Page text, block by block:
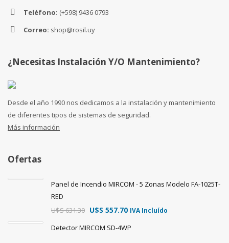
Teléfono: (+598) 9436 0793
Correo: shop@rosil.uy
¿Necesitas Instalación Y/o Mantenimiento?
Desde el año 1990 nos dedicamos a la instalación y mantenimiento
de diferentes tipos de sistemas de seguridad.
Más información
Ofertas
Panel de Incendio MIRCOM - 5 Zonas Modelo FA-1025T-
RED
U$S631.30 U$S 557.70 IVA Incluído
Detector MIRCOM SD-4WP